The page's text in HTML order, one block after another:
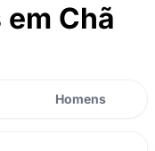
Chã
Homens